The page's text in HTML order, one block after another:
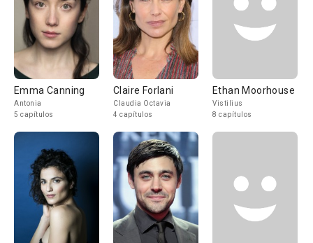
Emma Canning
Antonia
5 capítulos
Claire Forlani
Claudia Octavia
4 capítulos
Ethan Moorhouse
Vistilius
8 capítulos